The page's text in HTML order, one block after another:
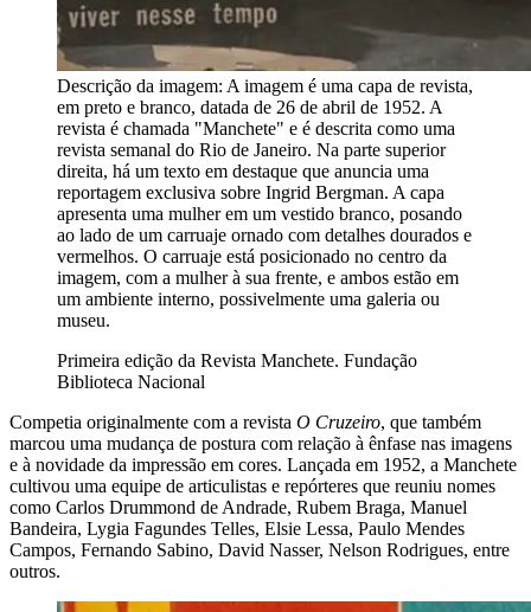
Descrição da imagem: A imagem é uma capa de revista,
em preto e branco, datada de 26 de abril de 1952. A
revista é chamada "Manchete" e é descrita como uma
revista semanal do Rio de Janeiro. Na parte superior
direita, há um texto em destaque que anuncia uma
reportagem exclusiva sobre Ingrid Bergman. A capa
apresenta uma mulher em um vestido branco, posando
ao lado de um carruaje ornado com detalhes dourados e
vermelhos. O carruaje está posicionado no centro da
imagem, com a mulher à sua frente, e ambos estão em
um ambiente interno, possivelmente uma galeria ou
museu.
Primeira edição da Revista Manchete. Fundação
Biblioteca Nacional
Competia originalmente com a revista O Cruzeiro, que também
marcou uma mudança de postura com relação à ênfase nas imagens
e à novidade da impressão em cores. Lançada em 1952, a Manchete
cultivou uma equipe de articulistas e repórteres que reuniu nomes
como Carlos Drummond de Andrade, Rubem Braga, Manuel
Bandeira, Lygia Fagundes Telles, Elsie Lessa, Paulo Mendes
Campos, Fernando Sabino, David Nasser, Nelson Rodrigues, entre
outros.